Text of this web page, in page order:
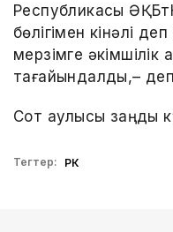
Республикасы
бөлігімен кінәлі
мерзімге әкімшілік
тағайындалды,–
Сот қаулысы заңды
Тегтер: РК